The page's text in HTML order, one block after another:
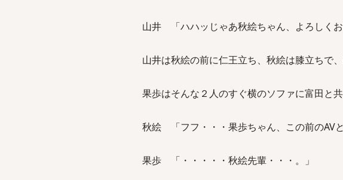
山井 「ハハッじゃあ秋絵ちゃん、よろしくお
山井は秋絵の前に仁王立ち、秋絵は膝立ちで
果歩はそんな２人のすぐ横のソファに富田と共
秋絵 「フフ・・・果歩ちゃん、この前のAV
果歩 「・・・・・秋絵先輩・・・。」